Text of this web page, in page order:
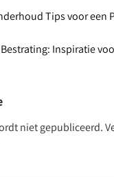
Tips voor een
Inspiratie
niet gepubliceerd.